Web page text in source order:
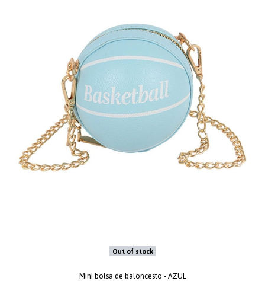
Out of stock
Mini bolsa de baloncesto - AZUL